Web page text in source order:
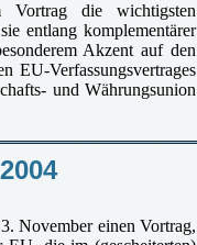
die wichtigsten
entlang komplementärer
Akzent auf den
EU-Verfassungsvertrages
und Währungsunion
November einen Vortrag,